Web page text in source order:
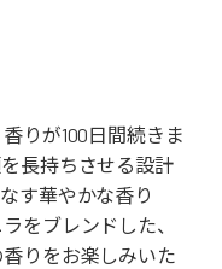
りが100日間続きま
長持ちさせる設計
す華やかな香り
をブレンドした、
りをお楽しみいた